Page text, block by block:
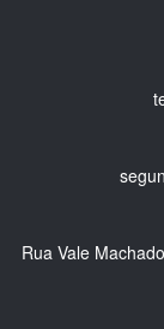
Rua Vale